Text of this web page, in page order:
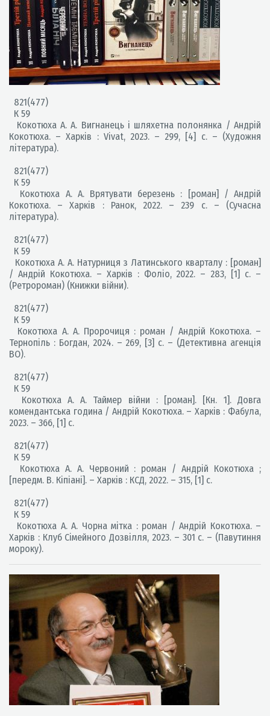
821(477)
К 59
Кокотюха А. А. Вигнанець і шляхетна полонянка / Андрій
Кокотюха. – Харків : Vivat, 2023. – 299, [4] с. – (Художня
література).
821(477)
К 59
Кокотюха А. А. Врятувати березень : [роман] / Андрій
Кокотюха. – Харків : Ранок, 2022. – 239 с. – (Сучасна
література).
821(477)
К 59
Кокотюха А. А. Натурниця з Латинського кварталу : [роман]
/ Андрій Кокотюха. – Харків : Фоліо, 2022. – 283, [1] с. –
(Ретророман) (Книжки війни).
821(477)
К 59
Кокотюха А. А. Пророчиця : роман / Андрій Кокотюха. –
Тернопіль : Богдан, 2024. – 269, [3] с. – (Детективна агенція
ВО).
821(477)
К 59
Кокотюха А. А. Таймер війни : [роман]. [Кн. 1]. Довга
комендантська година / Андрій Кокотюха. – Харків : Фабула,
2023. – 366, [1] с.
821(477)
К 59
Кокотюха А. А. Червоний : роман / Андрій Кокотюха ;
[передм. В. Кіпіані]. – Харків : КСД, 2022. – 315, [1] c.
821(477)
К 59
Кокотюха А. А. Чорна мітка : роман / Андрій Кокотюха. –
Харків : Клуб Сімейного Дозвілля, 2023. – 301 с. – (Павутиння
мороку).